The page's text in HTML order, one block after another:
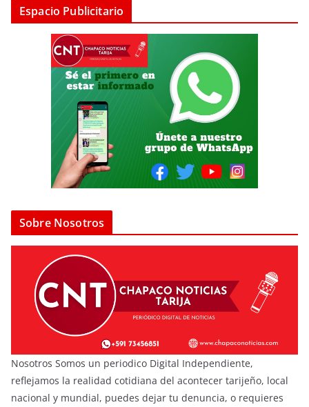
Espacio Publicitario
Sobre Nosotros
Nosotros Somos un periodico Digital Independiente,
reflejamos la realidad cotidiana del acontecer tarijeño, local
nacional y mundial, puedes dejar tu denuncia, o requieres